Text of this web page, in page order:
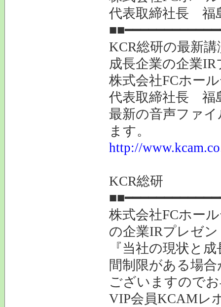
代表取締社長
KCR総研の最新
成長企業の企業
株式会社FCホー
代表取締社長
最新の音声ファ
ます。
http://
KCR総研
株式会社FCホー
の企業IRプレゼン
『当社の現状と
間制限がある場合
ございますので
VIP会員KCAMレ